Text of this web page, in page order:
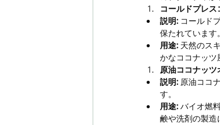
コールドプレ
説明: コールド
保たれています。
用途: 天然のス
かなココナッツ
原油ココナッツ
説明: 原油ココ
す。
用途: バイオ燃
鹸や洗剤の製造